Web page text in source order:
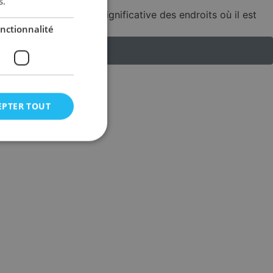
dont une extension significative des endroits où il est
TOUT